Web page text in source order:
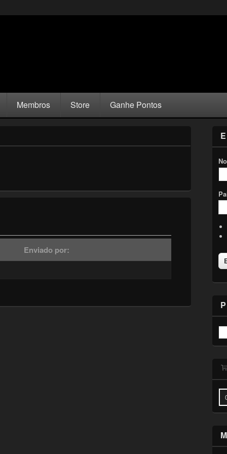
Membros Store Ganhe Pontos
Enviado por: